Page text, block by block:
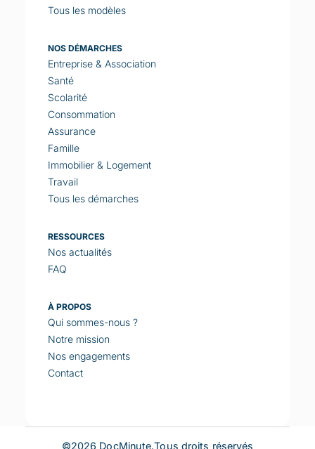
Tous les modèles
NOS DÉMARCHES
Entreprise & Association
Santé
Scolarité
Consommation
Assurance
Famille
Immobilier & Logement
Travail
Tous les démarches
RESSOURCES
Nos actualités
FAQ
À PROPOS
Qui sommes-nous ?
Notre mission
Nos engagements
Contact
©2026 DocMinute.Tous droits réservés